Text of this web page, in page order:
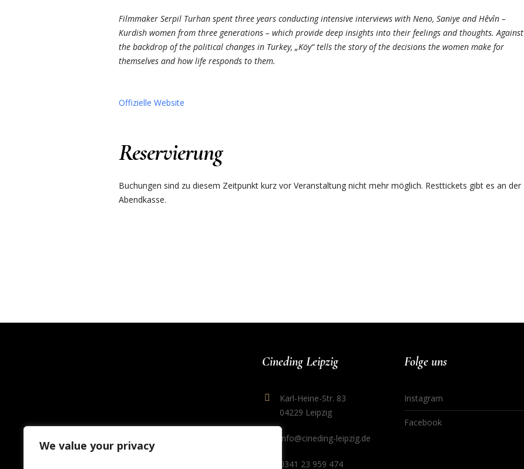
We value your privacy
Filmmaker Serpil Turhan spent three years conducting intensive interviews with Neno, Saniye and Hêvîn –
Kurdish women from three generations – which provide deep insights into their feelings and thoughts. Against
the backdrop of the political changes in Turkey, „Köy“ tells the story of the decisions the women make for
themselves and how life responds to them.
Offizielle Website
Reservierung
Buchungen sind zu diesem Zeitpunkt kurz vor Veranstaltung nicht mehr möglich. Resttickets gibt es an der
Abendkasse.
Cineding Leipzig
Karl-Heine-Str. 83
04229 Leipzig
info@cineding-leipzig.de
0341 23 959 474
Folge uns
Instagram
Facebook